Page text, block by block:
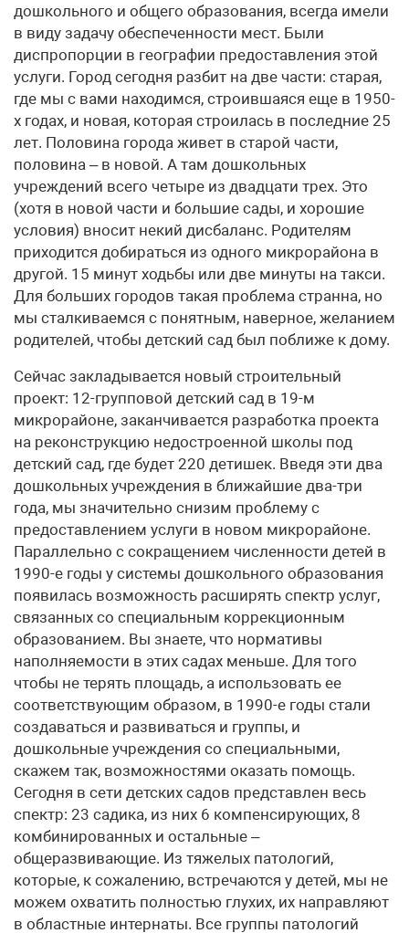
дошкольного и общего образования, всегда имели
в виду задачу обеспеченности мест. Были
диспропорции в географии предоставления этой
услуги. Город сегодня разбит на две части: старая,
где мы с вами находимся, строившаяся еще в 1950-
х годах, и новая, которая строилась в последние 25
лет. Половина города живет в старой части,
половина – в новой. А там дошкольных
учреждений всего четыре из двадцати трех. Это
(хотя в новой части и большие сады, и хорошие
условия) вносит некий дисбаланс. Родителям
приходится добираться из одного микрорайона в
другой. 15 минут ходьбы или две минуты на такси.
Для больших городов такая проблема странна, но
мы сталкиваемся с понятным, наверное, желанием
родителей, чтобы детский сад был поближе к дому.
Сейчас закладывается новый строительный
проект: 12-групповой детский сад в 19-м
микрорайоне, заканчивается разработка проекта
на реконструкцию недостроенной школы под
детский сад, где будет 220 детишек. Введя эти два
дошкольных учреждения в ближайшие два-три
года, мы значительно снизим проблему с
предоставлением услуги в новом микрорайоне.
Параллельно с сокращением численности детей в
1990-е годы у системы дошкольного образования
появилась возможность расширять спектр услуг,
связанных со специальным коррекционным
образованием. Вы знаете, что нормативы
наполняемости в этих садах меньше. Для того
чтобы не терять площадь, а использовать ее
соответствующим образом, в 1990-е годы стали
создаваться и развиваться и группы, и
дошкольные учреждения со специальными,
скажем так, возможностями оказать помощь.
Сегодня в сети детских садов представлен весь
спектр: 23 садика, из них 6 компенсирующих, 8
комбинированных и остальные –
общеразвивающие. Из тяжелых патологий,
которые, к сожалению, встречаются у детей, мы не
можем охватить полностью глухих, их направляют
в областные интернаты. Все группы патологий